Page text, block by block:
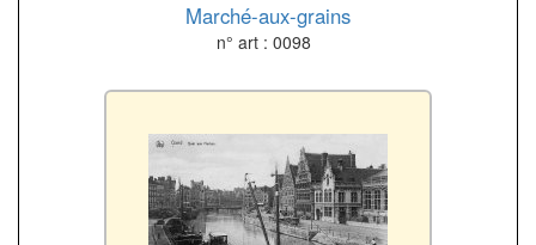
Marché-aux-grains
n° art : 0098